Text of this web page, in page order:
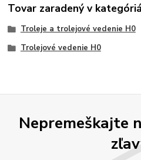
Tovar zaradený v
Troleje a trolejové vedenie H0
Trolejové vedenie H0
Nepremeškajte